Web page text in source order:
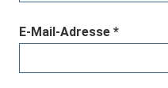
E-Mail-Adresse *